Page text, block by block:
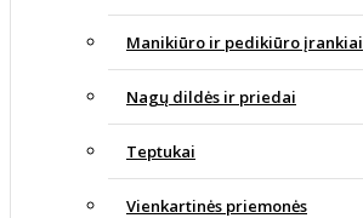
Manikiūro ir pedikiūro įrankiai
Nagų dildės ir priedai
Teptukai
Vienkartinės priemonės